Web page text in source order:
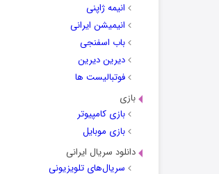
انیمه ژاپنی
انیمیشن ایرانی
باب اسفنجی
دیرین دیرین
فوتبالیست ها
بازی
بازی کامپیوتر
بازی موبایل
دانلود سریال ایرانی
سریال‌های تلویزیونی